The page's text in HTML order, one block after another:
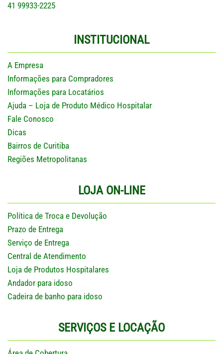
41 99933-2225
INSTITUCIONAL
A Empresa
Informações para Compradores
Informações para Locatários
Ajuda – Loja de Produto Médico Hospitalar
Fale Conosco
Dicas
Bairros de Curitiba
Regiões Metropolitanas
LOJA ON-LINE
Política de Troca e Devolução
Prazo de Entrega
Serviço de Entrega
Central de Atendimento
Loja de Produtos Hospitalares
Andador para idoso
Cadeira de banho para idoso
SERVIÇOS E LOCAÇÃO